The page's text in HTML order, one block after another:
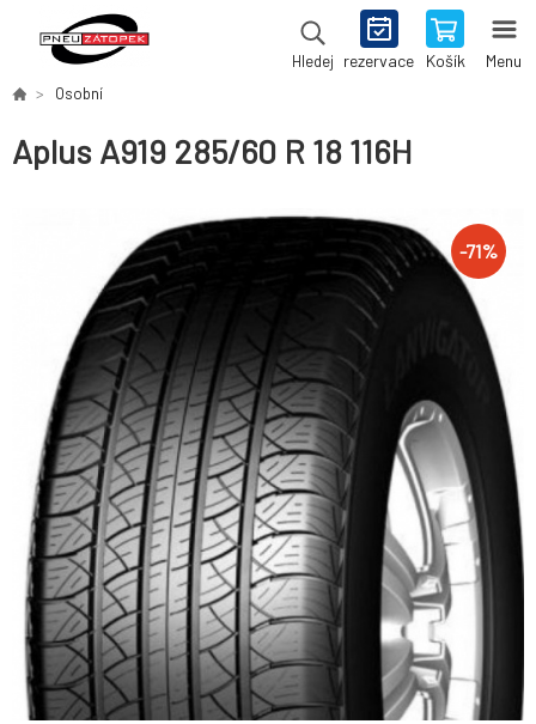
Hledej rezervace Košík Menu
Osobní
Aplus A919 285/60 R 18 116H
-71%